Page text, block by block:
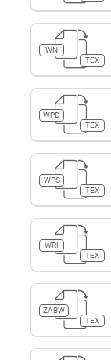
WN
TEX
WPD
TEX
WPS
TEX
WRI
TEX
ZABW
TEX